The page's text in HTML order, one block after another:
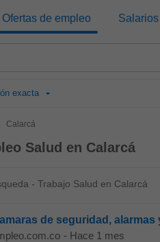
Ofertas de empleo Salarios
exacta
Calarcá
Salud en Calarcá
- Trabajo Salud en Calarcá
de seguridad, alarmas
- Hace 1 mes